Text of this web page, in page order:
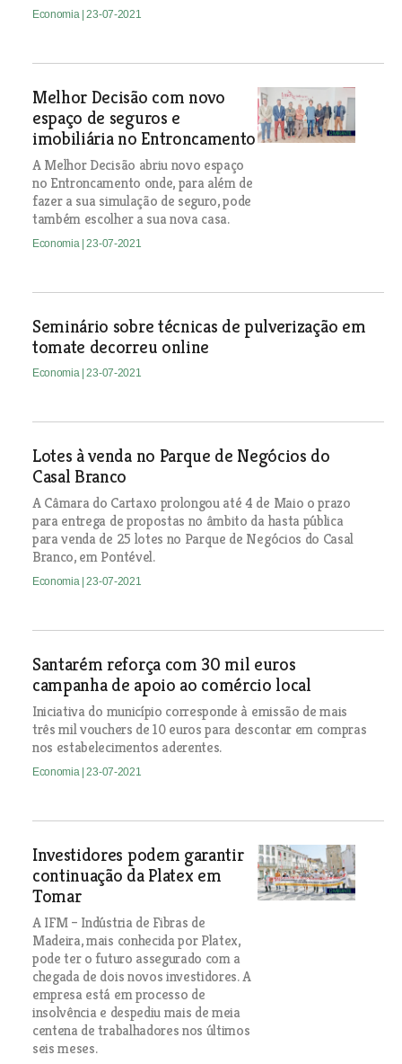
Economia | 23-07-2021
Melhor Decisão com novo
espaço de seguros e
imobiliária no Entroncamento
A Melhor Decisão abriu novo espaço
no Entroncamento onde, para além de
fazer a sua simulação de seguro, pode
também escolher a sua nova casa.
Economia | 23-07-2021
Seminário sobre técnicas de pulverização em
tomate decorreu online
Economia | 23-07-2021
Lotes à venda no Parque de Negócios do
Casal Branco
A Câmara do Cartaxo prolongou até 4 de Maio o prazo
para entrega de propostas no âmbito da hasta pública
para venda de 25 lotes no Parque de Negócios do Casal
Branco, em Pontével.
Economia | 23-07-2021
Santarém reforça com 30 mil euros
campanha de apoio ao comércio local
Iniciativa do município corresponde à emissão de mais
três mil vouchers de 10 euros para descontar em compras
nos estabelecimentos aderentes.
Economia | 23-07-2021
Investidores podem garantir
continuação da Platex em
Tomar
A IFM – Indústria de Fibras de
Madeira, mais conhecida por Platex,
pode ter o futuro assegurado com a
chegada de dois novos investidores. A
empresa está em processo de
insolvência e despediu mais de meia
centena de trabalhadores nos últimos
seis meses.